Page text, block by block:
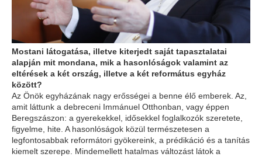
Mostani látogatása, illetve kiterjedt saját tapasztalatai
alapján mit mondana, mik a hasonlóságok valamint az
eltérések a két ország, illetve a két református egyház
között?
Az Önök egyházának nagy erősségei a benne élő emberek. Az,
amit láttunk a debreceni Immánuel Otthonban, vagy éppen
Beregszászon: a gyerekekkel, idősekkel foglalkozók szeretete,
figyelme, hite. A hasonlóságok közül természetesen a
legfontosabbak reformátori gyökereink, a prédikáció és a tanítás
kiemelt szerepe. Mindemellett hatalmas változást látok a